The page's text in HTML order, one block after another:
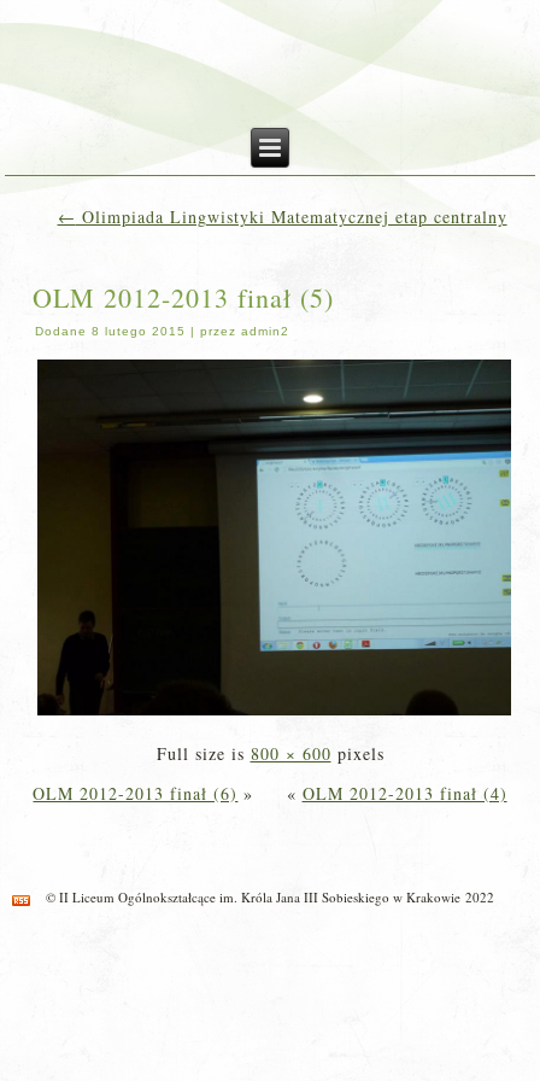
← Olimpiada Lingwistyki Matematycznej etap centralny
OLM 2012-2013 finał (5)
Dodane 8 lutego 2015 |przez admin2
Full size is 800 × 600 pixels
OLM 2012-2013 finał (6) » « OLM 2012-2013 finał (4)
© II Liceum Ogólnokształcące im. Króla Jana III Sobieskiego w Krakowie 2022